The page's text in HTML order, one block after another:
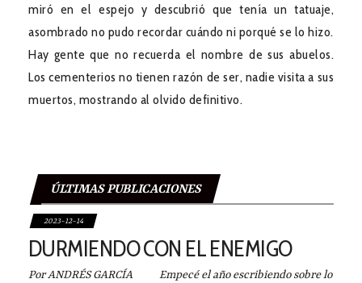
miró en el espejo y descubrió que tenía un tatuaje,
asombrado no pudo recordar cuándo ni porqué se lo hizo.
Hay gente que no recuerda el nombre de sus abuelos.
Los cementerios no tienen razón de ser, nadie visita a sus
muertos, mostrando al olvido definitivo.
ÚLTIMAS PUBLICACIONES
2023-12-14
DURMIENDO CON EL ENEMIGO
Por ANDRÉS GARCÍA Empecé el año escribiendo sobre lo